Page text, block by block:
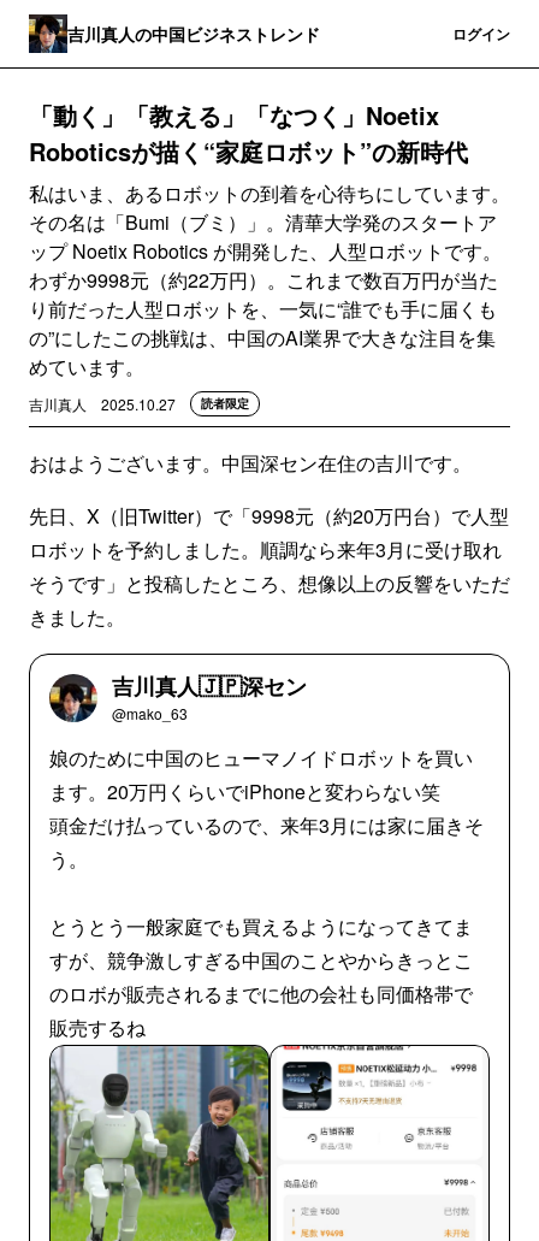
吉川真人の中国ビジネストレンド ログイン
「動く」「教える」「なつく」Noetix
Roboticsが描く“家庭ロボット”の新時代
私はいま、あるロボットの到着を心待ちにしています。
その名は「Bumi（ブミ）」。清華大学発のスタートア
ップ Noetix Robotics が開発した、人型ロボットです。
わずか9998元（約22万円）。これまで数百万円が当た
り前だった人型ロボットを、一気に“誰でも手に届くも
の”にしたこの挑戦は、中国のAI業界で大きな注目を集
めています。
吉川真人 2025.10.27 読者限定
おはようございます。中国深セン在住の吉川です。
先日、X（旧Twitter）で「9998元（約20万円台）で人型
ロボットを予約しました。順調なら来年3月に受け取れ
そうです」と投稿したところ、想像以上の反響をいただ
きました。
吉川真人🇯🇵深セン
@mako_63
娘のために中国のヒューマノイドロボットを買い
ます。20万円くらいでiPhoneと変わらない笑
頭金だけ払っているので、来年3月には家に届きそ
う。
とうとう一般家庭でも買えるようになってきてま
すが、競争激しすぎる中国のことやからきっとこ
のロボが販売されるまでに他の会社も同価格帯で
販売するね